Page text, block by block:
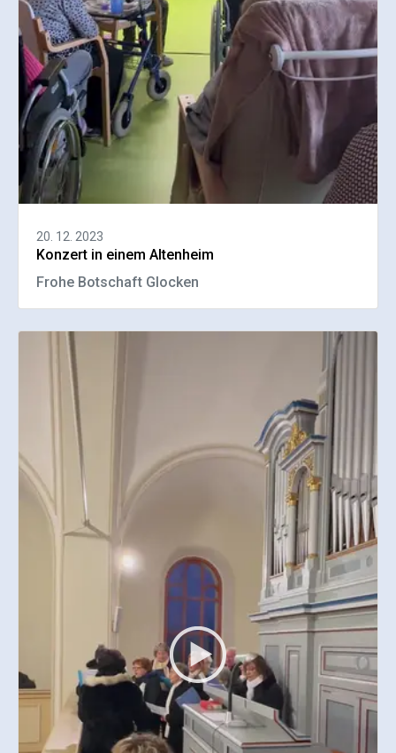
20. 12. 2023
Konzert in einem Altenheim
Frohe Botschaft Glocken